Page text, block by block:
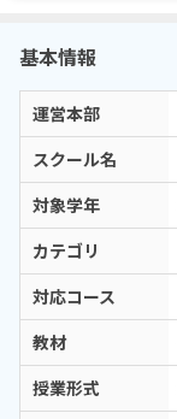
基本情報
運営本部
スクール名
対象学年
カテゴリ
対応コース
教材
授業形式